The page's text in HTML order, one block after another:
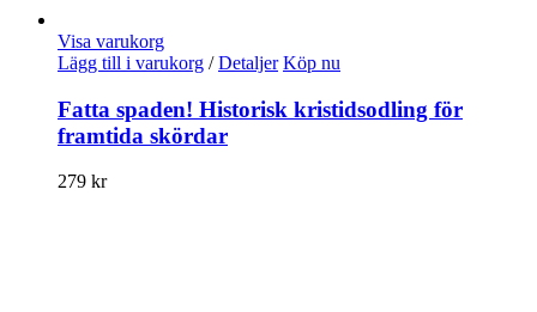
Visa varukorg
Lägg till i varukorg / Detaljer Köp nu
Fatta spaden! Historisk kristidsodling för
framtida skördar
279 kr